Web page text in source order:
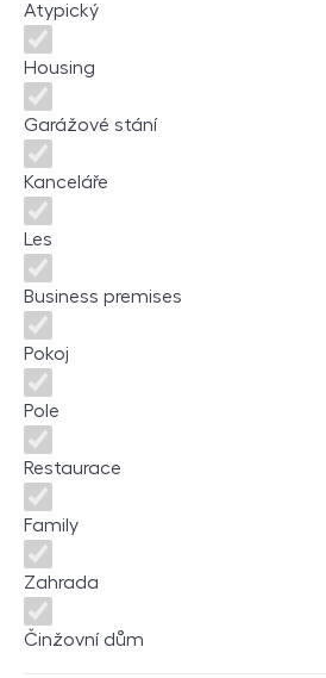
Atypický
Housing
Garážové stání
Kanceláře
Les
Business premises
Pokoj
Pole
Restaurace
Family
Zahrada
Činžovní dům